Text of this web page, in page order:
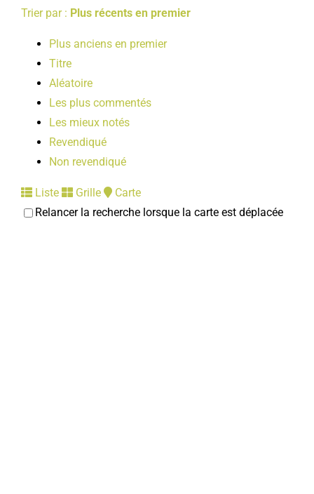
Trier par : Plus récents en premier
Plus anciens en premier
Titre
Aléatoire
Les plus commentés
Les mieux notés
Revendiqué
Non revendiqué
Liste Grille
Carte
Relancer la recherche lorsque la carte est déplacée